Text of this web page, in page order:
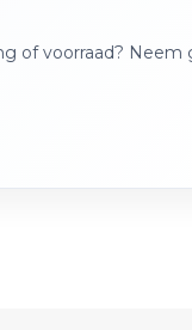
of voorraad? Neem